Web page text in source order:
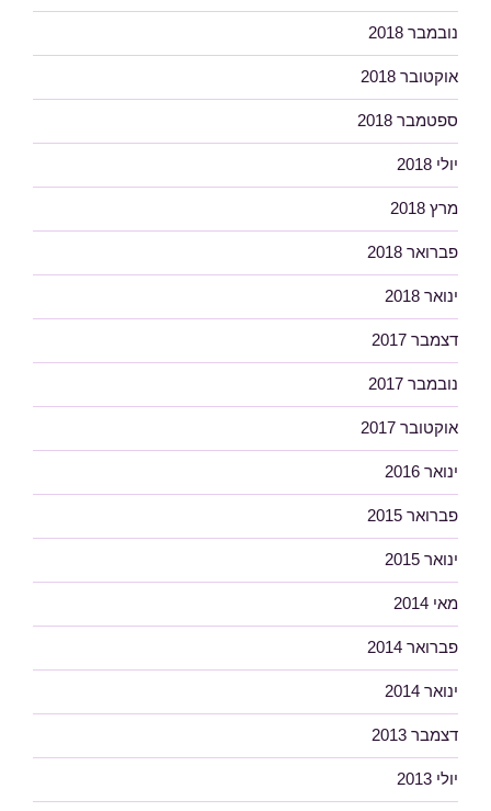
נובמבר 2018
אוקטובר 2018
ספטמבר 2018
יולי 2018
מרץ 2018
פברואר 2018
ינואר 2018
דצמבר 2017
נובמבר 2017
אוקטובר 2017
ינואר 2016
פברואר 2015
ינואר 2015
מאי 2014
פברואר 2014
ינואר 2014
דצמבר 2013
יולי 2013